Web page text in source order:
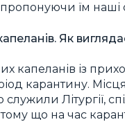
їм
Як
капеланів із
карантину.
Літургії,
що на час